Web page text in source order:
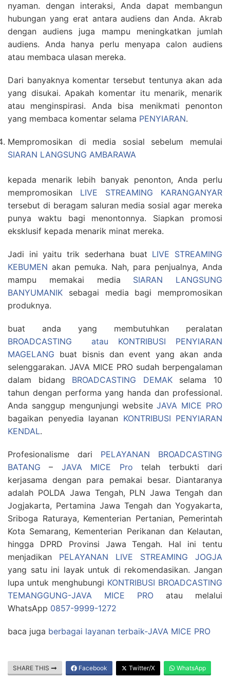
nyaman. dengan interaksi, Anda dapat membangun
hubungan yang erat antara audiens dan Anda. Akrab
dengan audiens juga mampu meningkatkan jumlah
audiens. Anda hanya perlu menyapa calon audiens
atau membaca ulasan mereka.
Dari banyaknya komentar tersebut tentunya akan ada
yang disukai. Apakah komentar itu menarik, menarik
atau menginspirasi. Anda bisa menikmati penonton
yang membaca komentar selama PENYIARAN.
Mempromosikan di media sosial sebelum memulai
SIARAN LANGSUNG AMBARAWA
kepada menarik lebih banyak penonton, Anda perlu
mempromosikan LIVE STREAMING KARANGANYAR
tersebut di beragam saluran media sosial agar mereka
punya waktu bagi menontonnya. Siapkan promosi
eksklusif kepada menarik minat mereka.
Jadi ini yaitu trik sederhana buat LIVE STREAMING
KEBUMEN akan pemuka. Nah, para penjualnya, Anda
mampu memakai media SIARAN LANGSUNG
BANYUMANIK sebagai media bagi mempromosikan
produknya.
buat anda yang membutuhkan peralatan
BROADCASTING atau KONTRIBUSI PENYIARAN
MAGELANG buat bisnis dan event yang akan anda
selenggarakan. JAVA MICE PRO sudah berpengalaman
dalam bidang BROADCASTING DEMAKselama 10
tahun dengan performa yang handa dan professional.
Anda sanggup mengunjungi websiteJAVA MICE PRO
bagaikan penyedia layanan KONTRIBUSI PENYIARAN
KENDAL.
Profesionalisme dari PELAYANAN BROADCASTING
BATANG – JAVA MICE Pro telah terbukti dari
kerjasama dengan para pemakai besar. Diantaranya
adalah POLDA Jawa Tengah, PLN Jawa Tengah dan
Jogjakarta, Pertamina Jawa Tengah dan Yogyakarta,
Sriboga Raturaya, Kementerian Pertanian, Pemerintah
Kota Semarang, Kementerian Perikanan dan Kelautan,
hingga DPRD Provinsi Jawa Tengah. Hal ini tentu
menjadikan PELAYANAN LIVE STREAMING JOGJA
yang satu ini layak untuk di rekomendasikan. Jangan
lupa untuk menghubungi KONTRIBUSI BROADCASTING
TEMANGGUNG-JAVA MICE PRO atau melalui
WhatsApp 0857-9999-1272
baca juga berbagai layanan terbaik-JAVA MICE PRO
SHARE THIS Facebook Twitter/X WhatsApp